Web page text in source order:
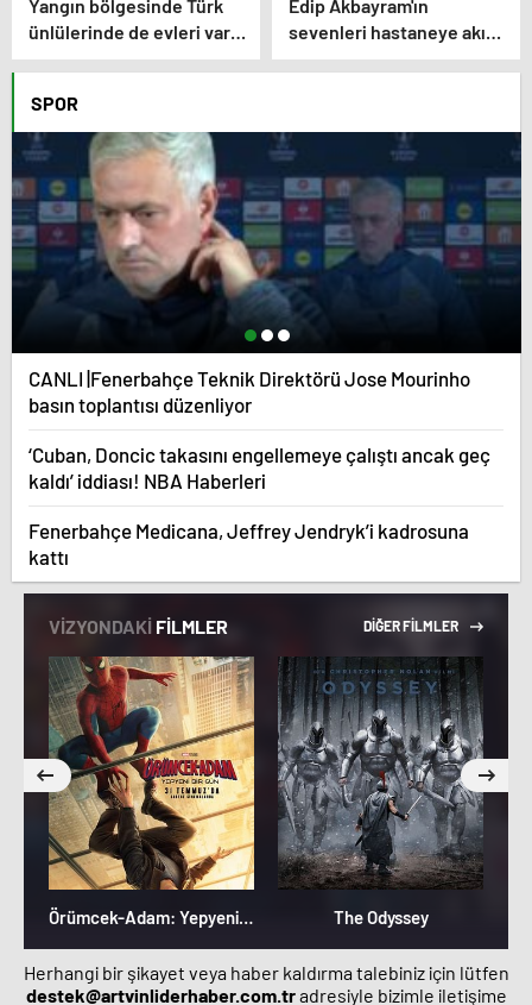
Yangın bölgesinde Türk
ünlülerinde de evleri var –
Magazin haberleri
Edip Akbayram'ın
sevenleri hastaneye akın
ediyor – Magazin
SPOR
CANLI |Fenerbahçe Teknik Direktörü Jose Mourinho
basın toplantısı düzenliyor
‘Cuban, Doncic takasını engellemeye çalıştı ancak geç
kaldı’ iddiası! NBA Haberleri
Fenerbahçe Medicana, Jeffrey Jendryk’i kadrosuna
kattı
VİZYONDAKİ FİLMLER DİĞER FİLMLER
Örümcek-Adam: Yepyeni Bir Gün The Odyssey
Herhangi bir şikayet veya haber kaldırma talebiniz için lütfen
destek@artvinliderhaber.com.tradresiyle bizimle iletişime